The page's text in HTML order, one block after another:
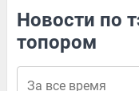
Новости по
топором